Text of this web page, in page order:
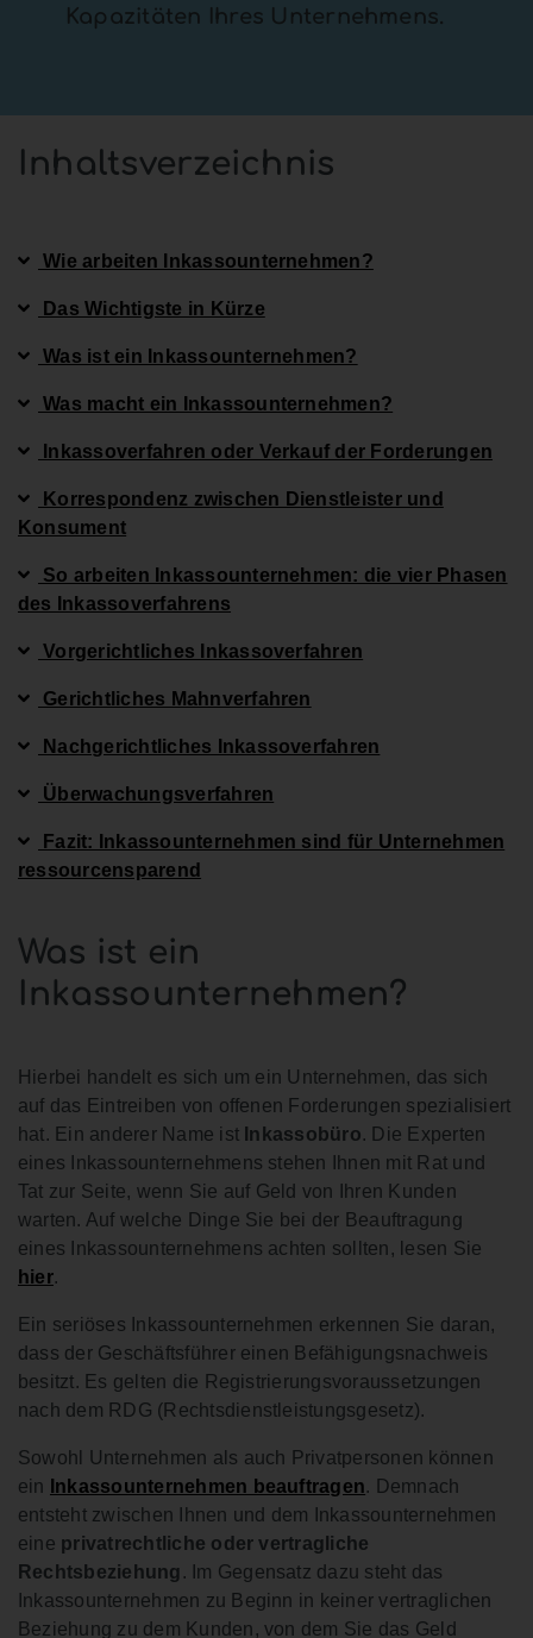
Kapazitäten Ihres Unternehmens.
Inhaltsverzeichnis
Wie arbeiten Inkassounternehmen?
Das Wichtigste in Kürze
Was ist ein Inkassounternehmen?
Was macht ein Inkassounternehmen?
Inkassoverfahren oder Verkauf der Forderungen
Korrespondenz zwischen Dienstleister und
Konsument
So arbeiten Inkassounternehmen: die vier Phasen
des Inkassoverfahrens
Vorgerichtliches Inkassoverfahren
Gerichtliches Mahnverfahren
Nachgerichtliches Inkassoverfahren
Überwachungsverfahren
Fazit: Inkassounternehmen sind für Unternehmen
ressourcensparend
Was ist ein
Inkassounternehmen?
Hierbei handelt es sich um ein Unternehmen, das sich
auf das Eintreiben von offenen Forderungen spezialisiert
hat. Ein anderer Name ist Inkassobüro. Die Experten
eines Inkassounternehmens stehen Ihnen mit Rat und
Tat zur Seite, wenn Sie auf Geld von Ihren Kunden
warten. Auf welche Dinge Sie bei der Beauftragung
eines Inkassounternehmens achten sollten, lesen Sie
hier.
Ein seriöses Inkassounternehmen erkennen Sie daran,
dass der Geschäftsführer einen Befähigungsnachweis
besitzt. Es gelten die Registrierungsvoraussetzungen
nach dem RDG (Rechtsdienstleistungsgesetz).
Sowohl Unternehmen als auch Privatpersonen können
ein
Inkassounternehmen beauftragen. Demnach
entsteht zwischen Ihnen und dem Inkassounternehmen
eine privatrechtliche oder vertragliche
Rechtsbeziehung . Im Gegensatz dazu steht das
Inkassounternehmen zu Beginn in keiner vertraglichen
Beziehung zu dem Kunden, von dem Sie das Geld